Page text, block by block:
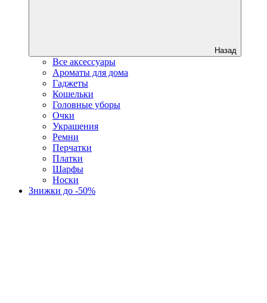
Назад
Все аксессуары
Ароматы для дома
Гаджеты
Кошельки
Головные уборы
Очки
Украшения
Ремни
Перчатки
Платки
Шарфы
Носки
Знижки до -50%